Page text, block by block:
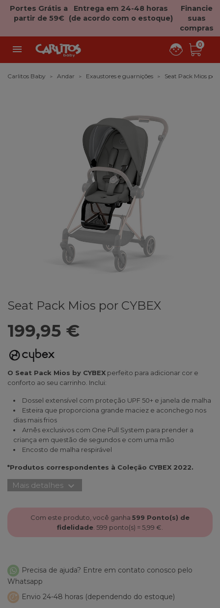
Portes Grátis a
partir de 59€
Entrega em 24-48 horas
(de acordo com o estoque)
Financie
suas
compras
 0
Carlitos Baby Andar Exaustores e guarnições Seat Pack Mios por
Seat Pack Mios por CYBEX
199,95 €
O Seat Pack Mios by CYBEX perfeito para adicionar cor e
conforto ao seu carrinho. Inclui:
Dossel extensível com proteção UPF 50+ e janela de malha
Esteira que proporciona grande maciez e aconchego nos
dias mais frios
Arnês exclusivos com One Pull System para prender a
criança em questão de segundos e com uma mão
Encosto de malha respirável
*Produtos correspondentes à Coleção CYBEX 2022.
Mais detalhes expand_more
Com este produto, você ganha 599 Ponto(s) de
fidelidade 599 ponto(s) =5,99 €
Precisa de ajuda? Entre em contato conosco pelo
Whatsapp
Envio 24-48 horas (dependendo do estoque)